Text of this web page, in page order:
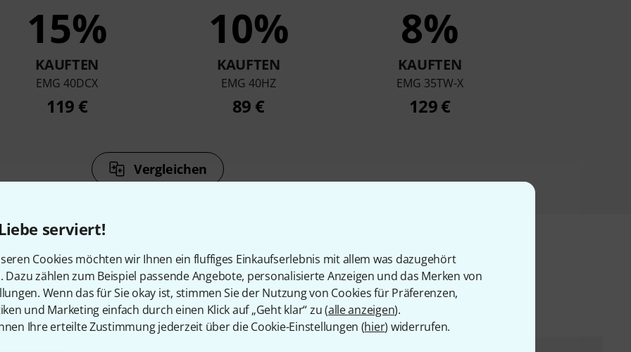
serviert!
Cookies möchten wir Ihnen ein fluffiges Einkaufserlebnis mit allem was dazugehört
Dazu zählen zum Beispiel passende Angebote, personalisierte Anzeigen und das Merken von
Wenn das für Sie okay ist, stimmen Sie der Nutzung von Cookies für Präferenzen,
und Marketing einfach durch einen Klick auf „Geht klar“ zu (alle anzeigen).
Ihre erteilte Zustimmung jederzeit über die Cookie-Einstellungen (hier) widerrufen.
15%
KAUFTEN
EMG 40DCX
119 €
10%
KAUFTEN
EMG 40HZ
89 €
8%
KAUFTEN
EMG 35TW-X
129 €
Vergleichen
& passende Artikel